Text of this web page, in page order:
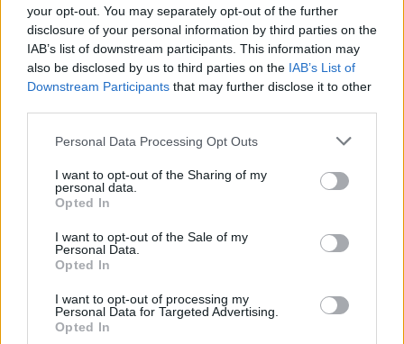
your opt-out. You may separately opt-out of the further
disclosure of your personal information by third parties on the
IAB’s list of downstream participants. This information may
also be disclosed by us to third parties on the IAB’s List of
Downstream Participants that may further disclose it to other
Please note that this website/app uses one or more Google
not limited to your visit or usage behaviour. You may click to
grant or deny consent to Google and its third-party tags to
use your data for below specified purposes in below Google
consent section.
Personal Data Processing Opt Outs
I want to opt-out of the Sharing of my
personal data.
Opted In
I want to opt-out of the Sale of my
Personal Data.
Opted In
I want to opt-out of processing my
Personal Data for Targeted Advertising.
Opted In